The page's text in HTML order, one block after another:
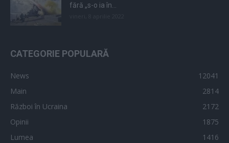
fără „s-o ia în...
CATEGORIE POPULARĂ
News
12041
Main
2814
Război în Ucraina
2172
Opinii
1875
Lumea
1416